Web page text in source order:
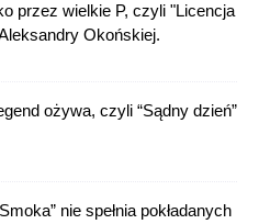
przez wielkie P, czyli "Licencja
Okońskiej.
ożywa, czyli “Sądny dzień”
nie spełnia pokładanych